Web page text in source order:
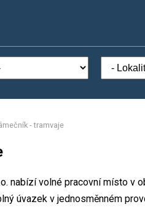
- tramvaje
nabízí volné pracovní místo v
úvazek v jednosměnném